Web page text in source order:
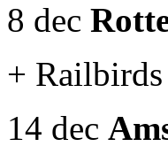
8 dec
+ Railbirds
14 dec